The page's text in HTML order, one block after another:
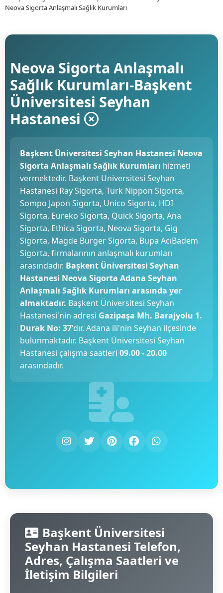
Neova Sigorta Anlaşmalı Sağlık Kurumları
Neova Sigorta Anlaşmalı
Sağlık Kurumları-Başkent
Üniversitesi Seyhan
Hastanesi
Başkent Üniversitesi Seyhan Hastanesi Neova
Sigorta Anlaşmalı Sağlık Kurumları hizmeti
vermektedir. Başkent Üniversitesi Seyhan
Hastanesi Ray Sigorta, Türk Nippon Sigorta,
Sompo Japon Sigorta, Unico Sigorta, HDI
Sigorta, Eureko Sigorta, Quick Sigorta, Ana
Sigorta, Ethica Sigorta, Neova Sigorta, Gig
Sigorta, Magde Burger Sigorta, Bupa AcıBadem
Sigorta, firmalarının anlaşmalı kurumları
arasındadır. Başkent Üniversitesi Seyhan
Hastanesi Neova Sigorta Adana Seyhan
Anlaşmalı Sağlık Kurumları arasında yer
almaktadır. Başkent Üniversitesi Seyhan
Hastanesi'nin adresi Gazipaşa Mh. Barajyolu 1.
Durak No: 37'dır. Adana ili'nin Seyhan ilçesinde
bulunmaktadır. Başkent Üniversitesi Seyhan
Hastanesi çalışma saatleri 09.00 - 20.00
arasındadır.
Başkent Üniversitesi
Seyhan Hastanesi Telefon,
Adres, Çalışma Saatleri ve
İletişim Bilgileri